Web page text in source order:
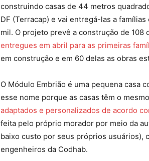
construindo casas de 44 metros
DF (Terracap) e vai entregá-las a
mil. O projeto prevê a construção de 108
entregues em abril para as primeiras
em construção e em 60 delas as obras
O Módulo Embrião é uma pequena casa
esse nome porque as casas têm o
adaptados e personalizados de acordo
feita pelo próprio morador por meio da
baixo custo por seus próprios usuários),
engenheiros da Codhab.